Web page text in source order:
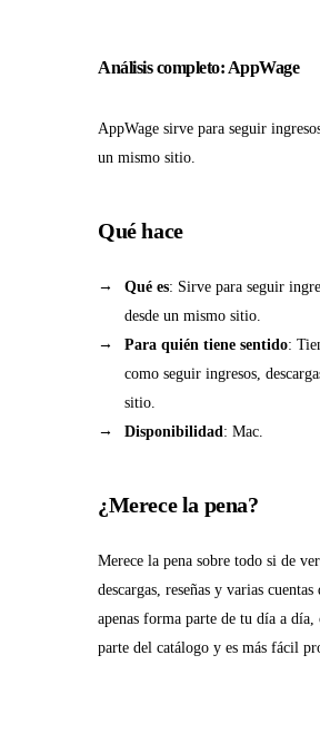
Análisis completo: AppWage
AppWage sirve para seguir
un mismo sitio.
Qué hace
Qué es: Sirve para seguir
desde un mismo sitio.
Para quién tiene sentido:
como seguir ingresos,
sitio.
Disponibilidad: Mac.
¿Merece la pena?
Merece la pena sobre todo si de
descargas, reseñas y varias
apenas forma parte de tu día a
parte del catálogo y es más fácil